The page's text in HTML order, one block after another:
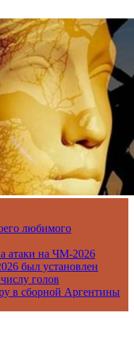
любимого
атаки на ЧМ-2026
был установлен
голов
в сборной Аргентины